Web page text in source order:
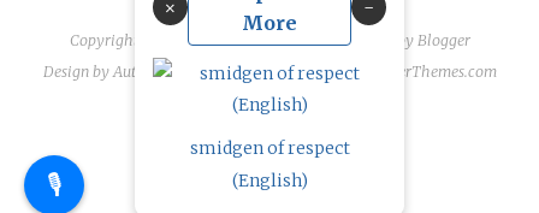
🎙️
×
More
smidgen of respect
(English)
Copyright © 2026 | Powered by Blogger
Design by Automattic | Blogger Theme byNewBloggerThemes.com